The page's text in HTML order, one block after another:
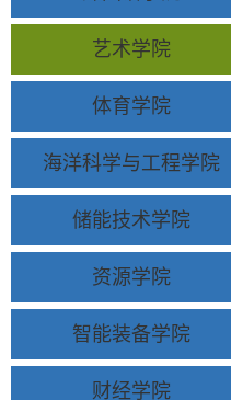
艺术学院
体育学院
海洋科学与工程学院
储能技术学院
资源学院
智能装备学院
财经学院